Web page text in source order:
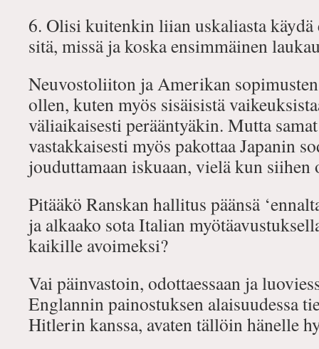
6. Olisi kuitenkin liian uskaliasta käydä
sitä, missä ja koska ensimmäinen
Neuvostoliiton ja Amerikan
ollen, kuten myös sisäisistä
väliaikaisesti perääntyäkin. Mutta
vastakkaisesti myös pakottaa Japanin
jouduttamaan iskuaan, vielä kun siihen
Pitääkö Ranskan hallitus päänsä
ja alkaako sota Italian
kaikille avoimeksi?
Vai päinvastoin, odottaessaan ja
Englannin painostuksen alaisuudessa
Hitlerin kanssa, avaten tällöin hänelle